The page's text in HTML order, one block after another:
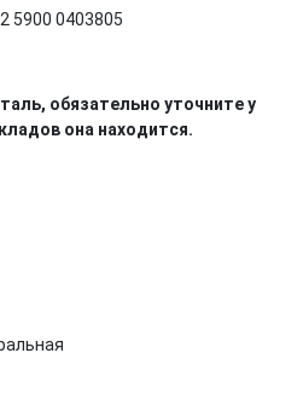
5900 0403805
обязательно уточните у
она находится.